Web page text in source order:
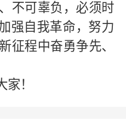
不可辜负，必须时
强自我革命，努力
征程中奋勇争先、
！